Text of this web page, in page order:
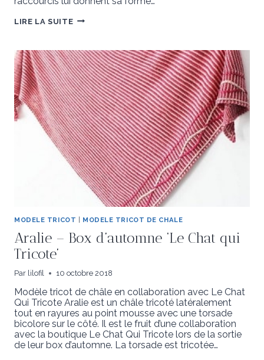
LIRE LA SUITESÉKOÏ
MODELE TRICOT MODELE TRICOT DE CHALE
Aralie – Box d’automne ‘Le Chat qui
Tricote’
Par lilofil 10 octobre 2018
Modèle tricot de châle en collaboration avec Le Chat
Qui Tricote Aralie est un châle tricoté latéralement
tout en rayures au point mousse avec une torsade
bicolore sur le côté. Il est le fruit d’une collaboration
avec la boutique Le Chat Qui Tricote lors de la sortie
de leur box d’automne. La torsade est tricotée…